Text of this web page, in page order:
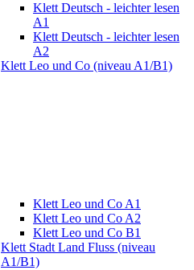
Klett Deutsch - leichter lesen
A1
Klett Deutsch - leichter lesen
A2
Klett Leo und Co (niveau A1/B1)
Klett Leo und Co A1
Klett Leo und Co A2
Klett Leo und Co B1
Klett Stadt Land Fluss (niveau
A1/B1)